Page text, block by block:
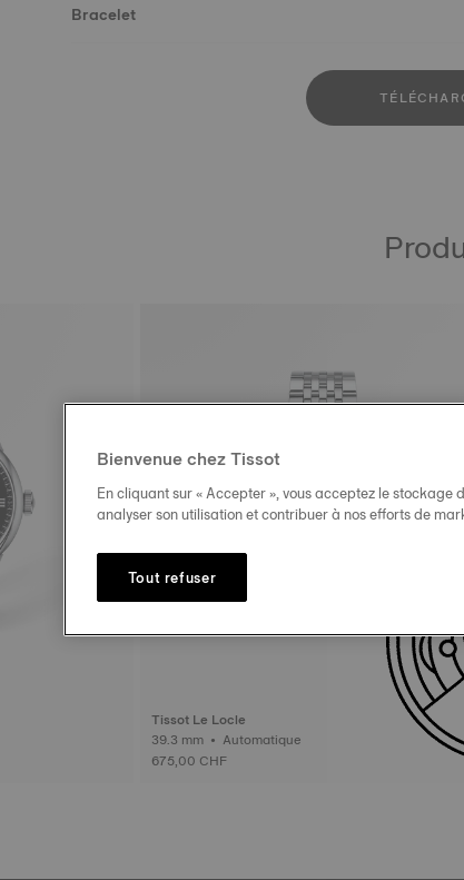
Bracelet
Tissot Le Locle
39.3 mm • Automatique
675,00 CHF
Bienvenue chez Tissot
En cliquant sur « Accepter », vous acceptez le
analyser son utilisation et contribuer à nos efforts de
Tout refuser